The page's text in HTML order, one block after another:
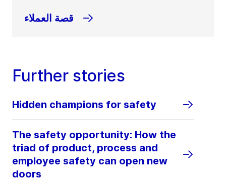
قصة العملاء
Further stories
Hidden champions for safety
The safety opportunity: How the
triad of product, process and
employee safety can open new
doors